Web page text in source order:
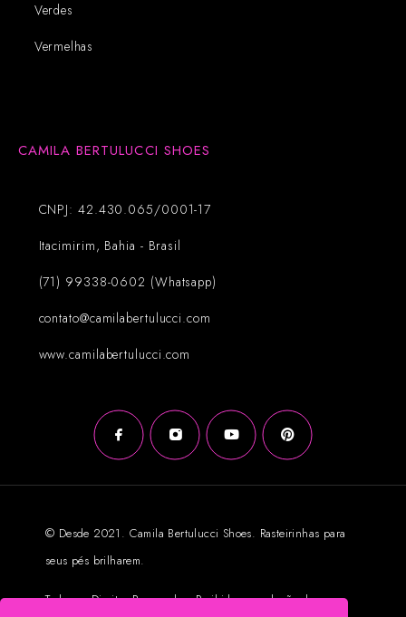
Verdes
Vermelhas
CAMILA BERTULUCCI SHOES
CNPJ: 42.430.065/0001-17
Itacimirim, Bahia - Brasil
(71) 99338-0602 (Whatsapp)
contato@camilabertulucci.com
www.camilabertulucci.com
© Desde 2021. Camila Bertulucci Shoes. Rasteirinhas para
seus pés brilharem.
Todos os Direitos Reservados. Proibida reprodução das